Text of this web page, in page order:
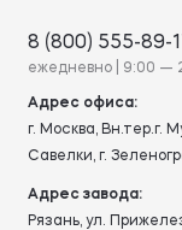
8 (800) 555-89-
ежедневно | 9:00 —
Адрес офиса:
г. Москва, Вн.тер.г.
Савелки, г.
Адрес завода:
Рязань, ул.